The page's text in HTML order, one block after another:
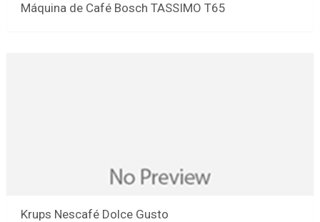
Máquina de Café Bosch TASSIMO T65
Krups Nescafé Dolce Gusto